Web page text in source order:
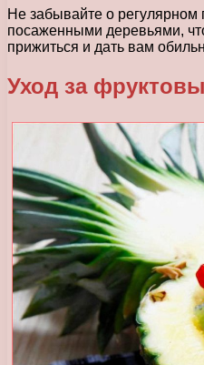
Не забывайте о регулярном
посаженными деревьями,
прижиться и дать вам
Уход за